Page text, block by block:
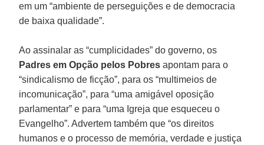
em um “ambiente de perseguições e de democracia
de baixa qualidade”.
Ao assinalar as “cumplicidades” do governo, os
Padres em Opção pelos Pobres apontam para o
“sindicalismo de ficção”, para os “multimeios de
incomunicação”, para “uma amigável oposição
parlamentar” e para “uma Igreja que esqueceu o
Evangelho”. Advertem também que “os direitos
humanos e o processo de memória, verdade e justiça